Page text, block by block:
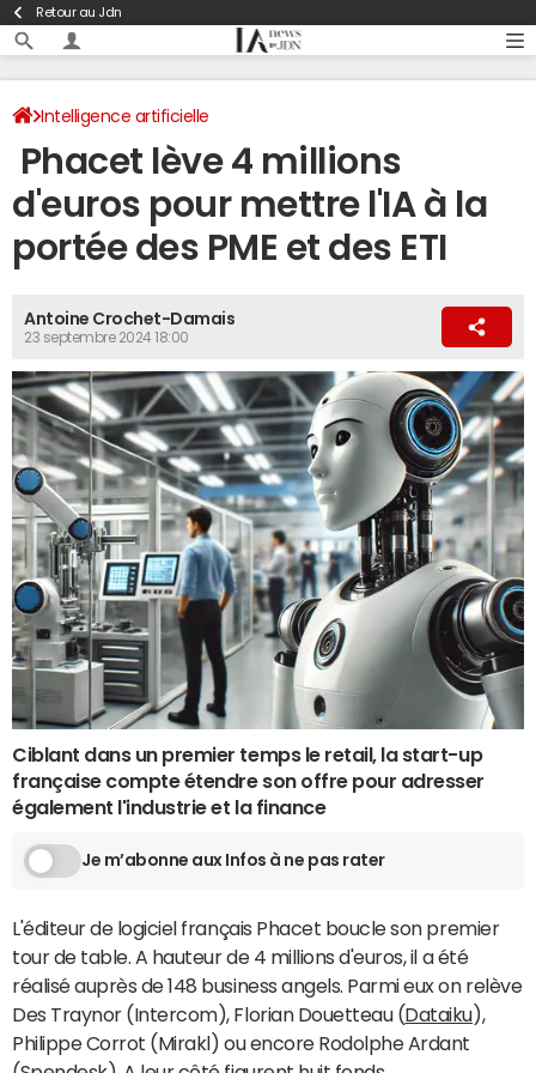
Retour au Jdn
Intelligence artificielle
Phacet lève 4 millions
d'euros pour mettre l'IA à la
portée des PME et des ETI
Antoine Crochet-Damais
23 septembre 2024 18:00
Ciblant dans un premier temps le retail, la start-up
française compte étendre son offre pour adresser
également l'industrie et la finance
Je m’abonne aux Infos à ne pas rater
L'éditeur de logiciel français Phacet boucle son premier
tour de table. A hauteur de 4 millions d'euros, il a été
réalisé auprès de 148 business angels. Parmi eux on relève
Des Traynor (Intercom), Florian Douetteau (Dataiku),
Philippe Corrot (Mirakl) ou encore Rodolphe Ardant